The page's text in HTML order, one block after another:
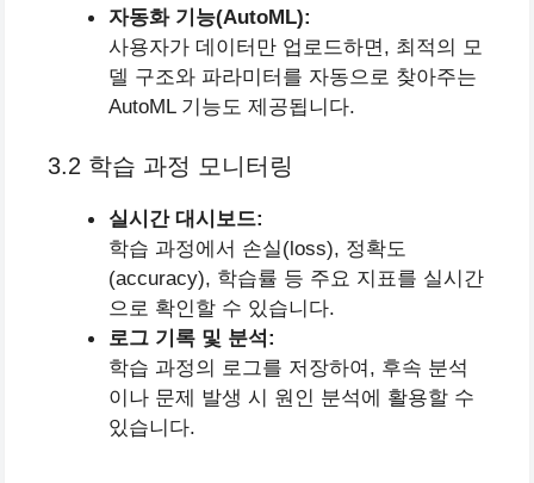
자동화 기능(AutoML):
사용자가 데이터만 업로드하면, 최적의 모
델 구조와 파라미터를 자동으로 찾아주는
AutoML 기능도 제공됩니다.
3.2 학습 과정 모니터링
실시간 대시보드:
학습 과정에서 손실(loss), 정확도
(accuracy), 학습률 등 주요 지표를 실시간
으로 확인할 수 있습니다.
로그 기록 및 분석:
학습 과정의 로그를 저장하여, 후속 분석
이나 문제 발생 시 원인 분석에 활용할 수
있습니다.